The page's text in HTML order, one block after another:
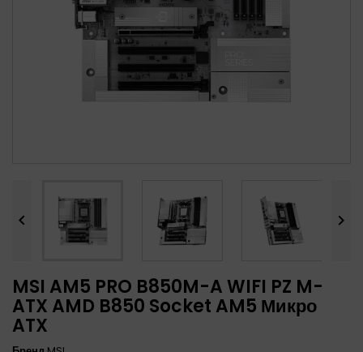
 
MSI AM5 PRO B850M-A WIFI PZ M-
ATX AMD B850 Socket AM5 Микро
ATX